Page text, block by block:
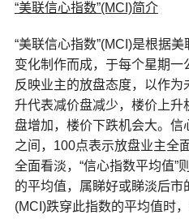
“美联信心指数”(MCI)简介
“美联信心指数”(MCI)是根据
变化制作而成，于每个星期一
反映业主的放盘态度，以作
升代表减价盘减少，楼价上
盘增加，楼价下跌机会大。
之间，100点表示放盘业主全
全面看淡，“信心指数平均值”
的平均值，属睇好或睇淡后市
(MCI)跌穿此指数的平均值时